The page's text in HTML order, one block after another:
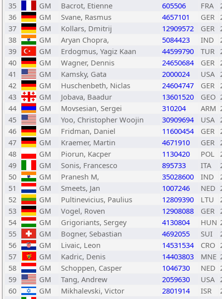
35
GM Bacrot, Etienne 605506 FRA
36
GM Svane, Rasmus 4657101 GER
37
GM Kollars, Dmitrij 12909572 GER
38
GM Aryan Chopra, 5084423 IND
39
GM Erdogmus, Yagiz Kaan 44599790 TUR
40
GM Wagner, Dennis 24650684 GER
41
GM Kamsky, Gata 2000024 USA
42
GM Huschenbeth, Niclas 24604747 GER
43
GM Jobava, Baadur 13601520 GEO
44
GM Movsesian, Sergei 310204 ARM
45
GM Yoo, Christopher Woojin 30909694 USA
46
GM Fridman, Daniel 11600454 GER
47
GM Kraemer, Martin 4671910 GER
48
GM Piorun, Kacper 1130420 POL
49
GM Sonis, Francesco 895733 ITA
50
GM Pranesh M, 35028600 IND
51
GM Smeets, Jan 1007246 NED
52
GM Pultinevicius, Paulius 12809390 LTU
53
GM Vogel, Roven 12908088 GER
54
GM Grigoriants, Sergey 4130804 HUN
55
GM Bogner, Sebastian 4692055 SUI
56
GM Livaic, Leon 14531534 CRO
57
GM Kadric, Denis 14403803 MNE
58
GM Schoppen, Casper 1046730 NED
59
GM Tang, Andrew 2059630 USA
60
GM Mikhalevski, Victor 2801914 ISR